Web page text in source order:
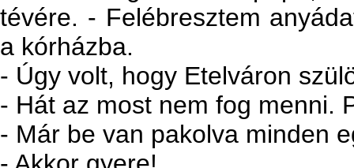
tévére. - Felébresztem
a kórházba.
- Úgy volt, hogy Etelváron
- Hát az most nem fog menni.
- Már be van pakolva minden